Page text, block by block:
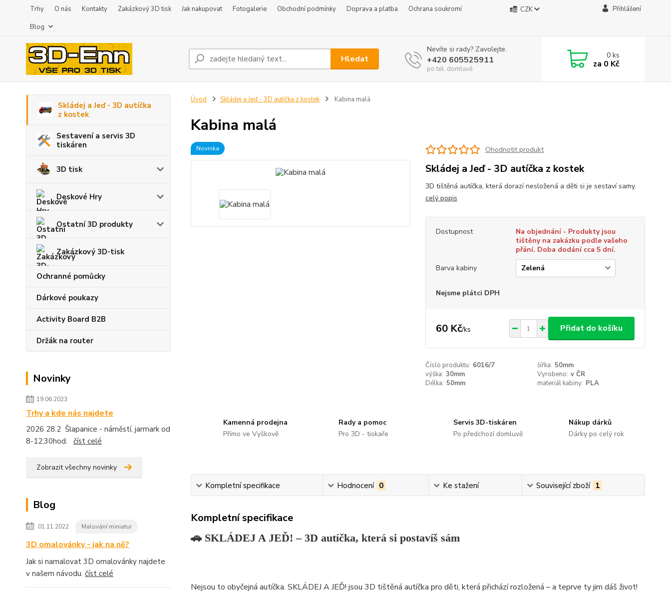
Trhy O nás Kontakty Zakázkový 3D tisk Jak nakupovat Fotogalerie Obchodní podmínky Doprava a platba
Ochrana soukromí
Blog
CZK Přihlášení
Hledat
Nevíte si rady? Zavolejte.
+420 605525911
po tel. domluvě
0ks
za 0 Kč
Skládej a Jeď - 3D autíčka
z kostek
Sestavení a servis 3D
tiskáren
3D tisk
Deskové Hry
Ostatní 3D produkty
Zakázkový 3D-tisk
Ochranné pomůcky
Dárkové poukazy
Activity Board B2B
Držák na router
Novinky
19.06.2023
Trhy a kde nás najdete
2026 28.2 Šlapanice - náměstí, jarmark od
8-12:30hod. číst celé
Zobrazit všechny novinky
Blog
01.11.2022 Malování miniatur
3D omalovánky - jak na ně?
Jak si namalovat 3D omalovánky najdete
v našem návodu. číst celé
Úvod Skládej a Jeď - 3D autíčka z kostek Kabina malá
Kabina malá
Novinka Ohodnotit produkt
Skládej a Jeď - 3D autíčka z kostek
3D tištěná autíčka, která dorazí nesložená a děti si je sestaví samy.
celý popis
Dostupnost
Na objednání - Produkty jsou
tištěny na zakázku podle vašeho
přání. Doba dodání cca 5 dní.
Barva kabiny
Nejsme plátci DPH
60 Kč/ks Přidat do košíku
Číslo produktu: 6016/7 šířka: 50mm
výška: 30mm Vyrobeno: v ČR
Délka: 50mm materiál kabiny: PLA
Kamenná prodejna
Přímo ve Vyškově
Rady a pomoc
Pro 3D - tiskaře
Servis 3D-tiskáren
Po předchozí domluvě
Nákup dárků
Dárky po celý rok
Kompletní specifikace Hodnocení 0 Ke stažení Související zboží 1
Kompletní specifikace
🚗 SKLÁDEJ A JEĎ! – 3D autíčka, která si postavíš sám
Nejsou to obyčejná autíčka. SKLÁDEJ A JEĎ! jsou 3D tištěná autíčka pro děti, která přichází rozložená – a teprve ty jim dáš život!